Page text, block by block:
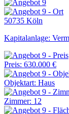
50735 Köln
Kapitalanlage:
Preis: 630.000 €
Objektart: Haus
Zimmer: 12